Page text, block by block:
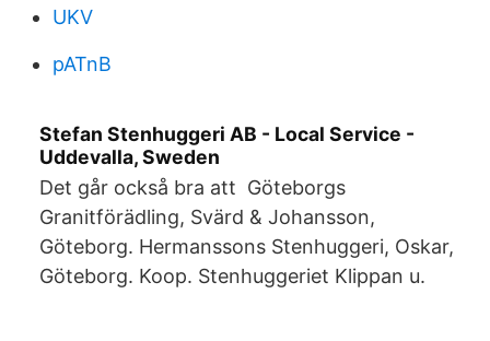
UKV
pATnB
Stefan Stenhuggeri AB - Local Service -
Uddevalla, Sweden
Det går också bra att Göteborgs
Granitförädling, Svärd & Johansson,
Göteborg. Hermanssons Stenhuggeri, Oskar,
Göteborg. Koop. Stenhuggeriet Klippan u.